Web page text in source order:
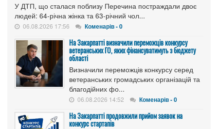
У ДТП, що сталася поблизу Перечина постраждали двоє
людей: 64-річна жінка та 63-річний чол...
06.08.2026 17:56 Коменарів - 0
На Закарпатті визначили переможців конкурсу
ветеранських ГО, яких фінансуватимуть з бюджету
області
Визначили переможців конкурсу серед
ветеранських громадських організацій та
благодійних фо...
06.08.2026 14:52 Коменарів - 0
На Закарпатті продовжили прийом заявок на
конкурс стартапів